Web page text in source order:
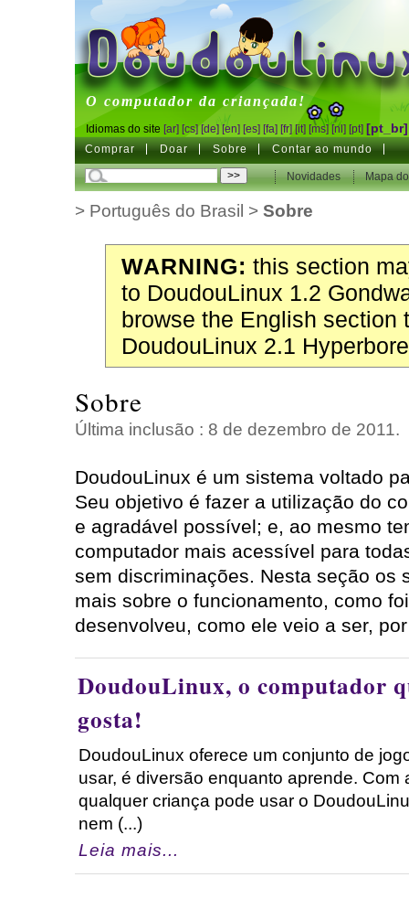
DoudouLinux
O computador da criançada!
Idiomas do site [ar] [cs] [de] [en] [es] [fa] [fr] [it] [ms] [nl] [pt] [pt_br]
Comprar Doar Sobre Contar ao mundo
Novidades Mapa
> Português do Brasil > Sobre
WARNING: this section
to DoudouLinux 1.2
browse the English section
DoudouLinux 2.1
Sobre
Última inclusão : 8 de dezembro de 2011.
DoudouLinux é um sistema voltado
Seu objetivo é fazer a utilização do
e agradável possível; e, ao mesmo
computador mais acessível para
sem discriminações. Nesta seção os
mais sobre o funcionamento, como
desenvolveu, como ele veio a ser,
DoudouLinux, o computador
gosta!
DoudouLinux oferece um conjunto de
usar, é diversão enquanto aprende. Com
qualquer criança pode usar o
nem (...)
Leia mais...